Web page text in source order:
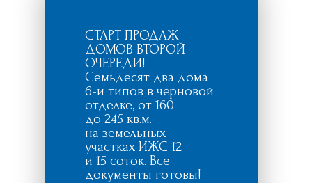
СТАРТ ПРОДАЖ
ДОМОВ ВТОРОЙ
ОЧЕРЕДИ!
Семьдесят два дома
6-и типов в черновой
отделке, от 160
до 245 кв.м.
на земельных
участках ИЖС 12
и 15 соток. Все
документы готовы!